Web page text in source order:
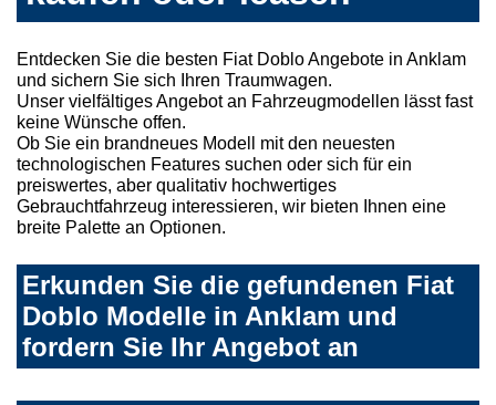
Entdecken Sie die besten Fiat Doblo Angebote in Anklam
und sichern Sie sich Ihren Traumwagen.
Unser vielfältiges Angebot an Fahrzeugmodellen lässt fast
keine Wünsche offen.
Ob Sie ein brandneues Modell mit den neuesten
technologischen Features suchen oder sich für ein
preiswertes, aber qualitativ hochwertiges
Gebrauchtfahrzeug interessieren, wir bieten Ihnen eine
breite Palette an Optionen.
Erkunden Sie die gefundenen Fiat
Doblo Modelle in Anklam und
fordern Sie Ihr Angebot an